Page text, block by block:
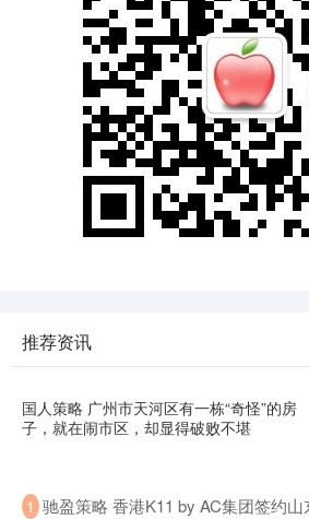
推荐资讯
国人策略 广州市天河区有一栋“奇怪”的房
子，就在闹市区，却显得破败不堪
1 驰盈策略 香港K11 by AC集团签约